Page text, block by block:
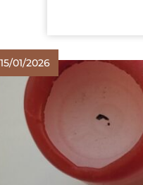
15/01/2026